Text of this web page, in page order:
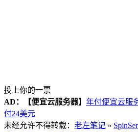
投上你的一票
AD：
【便宜云服务器】 年付便宜云服
付24美元
未经允许不得转载： 老左笔记 »